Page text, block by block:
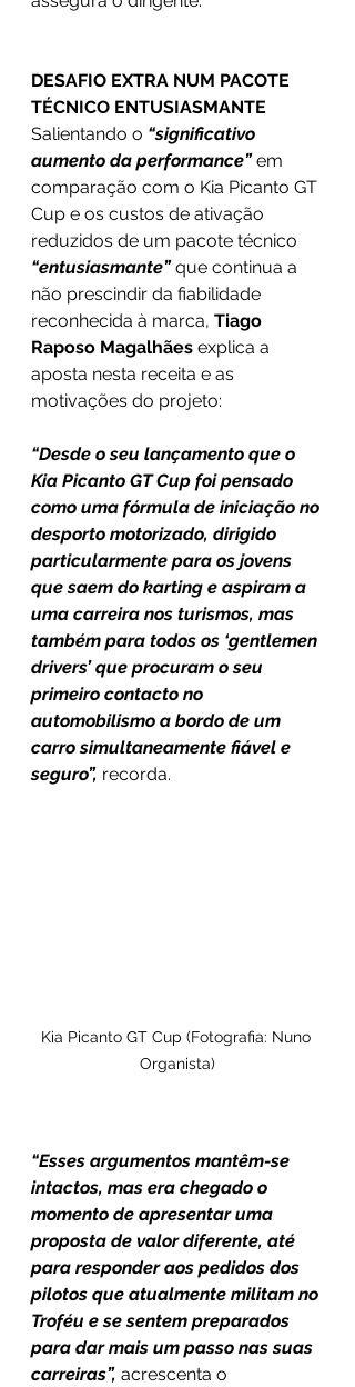
DESAFIO EXTRA NUM PACOTE
TÉCNICO ENTUSIASMANTE
Salientando o “significativo
aumento da performance” em
comparação com o Kia Picanto GT
Cup e os custos de ativação
reduzidos de um pacote técnico
“entusiasmante” que continua a
não prescindir da fiabilidade
reconhecida à marca, Tiago
Raposo Magalhães explica a
aposta nesta receita e as
motivações do projeto:
“Desde o seu lançamento que o
Kia Picanto GT Cup foi pensado
como uma fórmula de iniciação no
desporto motorizado, dirigido
particularmente para os jovens
que saem do karting e aspiram a
uma carreira nos turismos, mas
também para todos os ‘gentlemen
drivers’ que procuram o seu
primeiro contacto no
automobilismo a bordo de um
carro simultaneamente fiável e
seguro”, recorda.
Kia Picanto GT Cup (Fotografia: Nuno
Organista)
“Esses argumentos mantêm-se
intactos, mas era chegado o
momento de apresentar uma
proposta de valor diferente, até
para responder aos pedidos dos
pilotos que atualmente militam no
Troféu e se sentem preparados
para dar mais um passo nas suas
carreiras”, acrescenta o